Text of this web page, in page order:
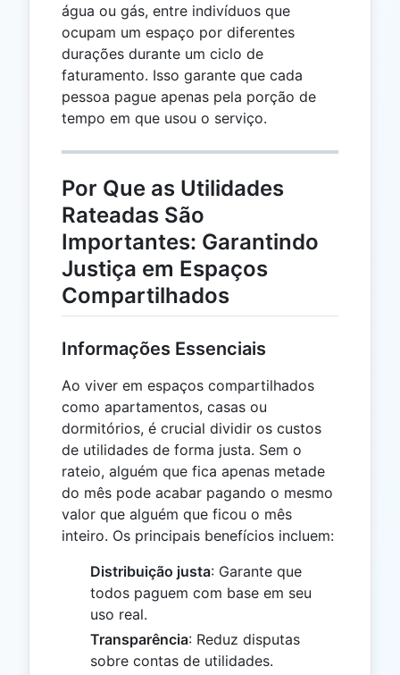
água ou gás, entre indivíduos que
ocupam um espaço por diferentes
durações durante um ciclo de
faturamento. Isso garante que cada
pessoa pague apenas pela porção de
tempo em que usou o serviço.
Por Que as Utilidades
Rateadas São
Importantes: Garantindo
Justiça em Espaços
Compartilhados
Informações Essenciais
Ao viver em espaços compartilhados
como apartamentos, casas ou
dormitórios, é crucial dividir os custos
de utilidades de forma justa. Sem o
rateio, alguém que fica apenas metade
do mês pode acabar pagando o mesmo
valor que alguém que ficou o mês
inteiro. Os principais benefícios incluem:
Distribuição justa: Garante que
todos paguem com base em seu
uso real.
Transparência: Reduz disputas
sobre contas de utilidades.